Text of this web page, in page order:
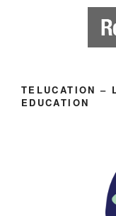
TELUCATION –
EDUCATION